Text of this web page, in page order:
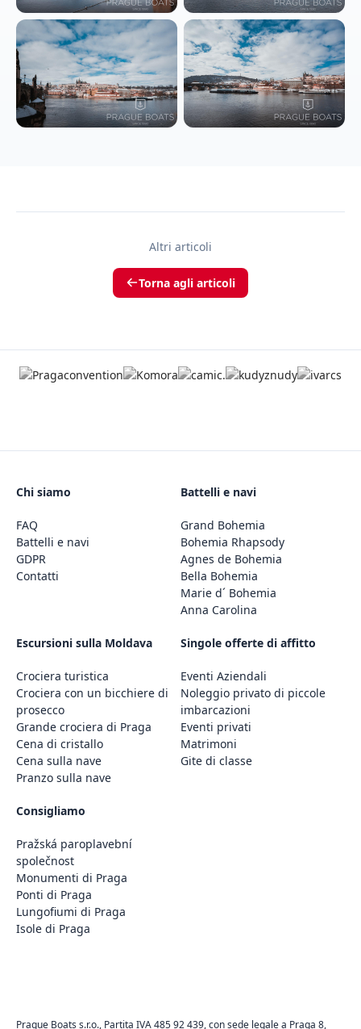
Altri articoli
Torna agli articoli
Chi siamo
FAQ
Battelli e navi
GDPR
Contatti
Battelli e navi
Grand Bohemia
Bohemia Rhapsody
Agnes de Bohemia
Bella Bohemia
Marie d´ Bohemia
Anna Carolina
Escursioni sulla Moldava
Crociera turistica
Crociera con un bicchiere di
prosecco
Grande crociera di Praga
Cena di cristallo
Cena sulla nave
Pranzo sulla nave
Singole offerte di affitto
Eventi Aziendali
Noleggio privato di piccole
imbarcazioni
Eventi privati
Matrimoni
Gite di classe
Consigliamo
Pražská paroplavební
společnost
Monumenti di Praga
Ponti di Praga
Lungofiumi di Praga
Isole di Praga
Prague Boats s.r.o., Partita IVA 485 92 439, con sede legale a Praga 8,